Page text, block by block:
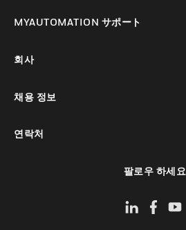
MYAUTOMATION サポート
회사
채용 정보
연락처
팔로우 하세요